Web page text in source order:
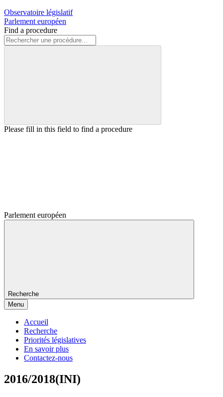
Observatoire législatif
Parlement européen
Find a procedure
Please fill in this field to find a procedure
Parlement européen
Recherche
Menu
Accueil
Recherche
Priorités législatives
En savoir plus
Contactez-nous
2016/2018(INI)